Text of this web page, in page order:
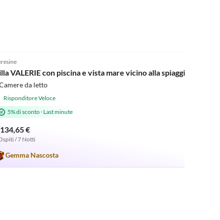
VALERIE con piscina e vista mare vicino alla spiaggia
da letto
Risponditore Veloce
5% di sconto· Last minute
€
/ 7 Notti
Gemma Nascosta